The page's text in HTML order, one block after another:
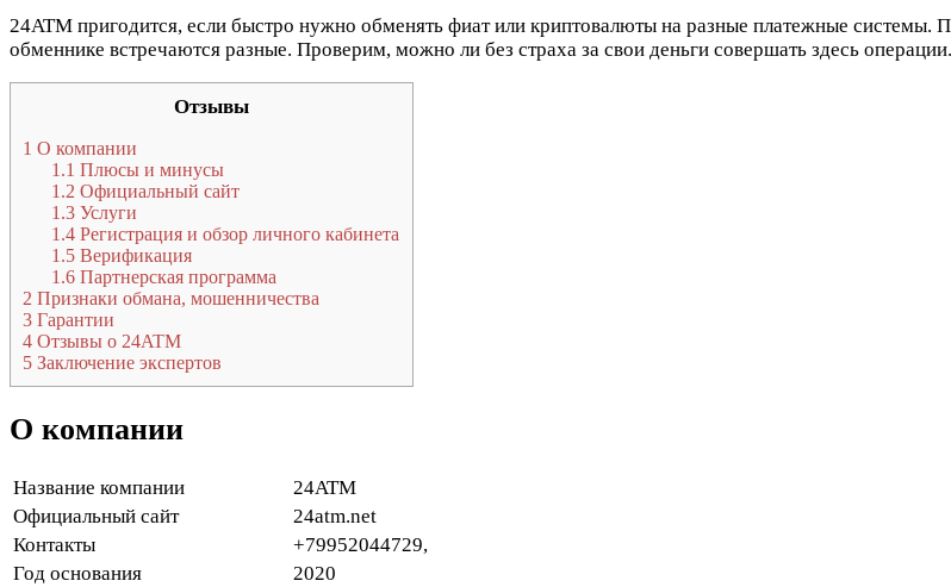
24ATM пригодится, если быстро нужно обменять фиат или криптовалюты на разные платежные
обменнике встречаются разные. Проверим, можно ли без страха за свои деньги совершать здесь операции.
Отзывы
1 О компании
1.1 Плюсы и минусы
1.2 Официальный сайт
1.3 Услуги
1.4 Регистрация и обзор личного кабинета
1.5 Верификация
1.6 Партнерская программа
2 Признаки обмана, мошенничества
3 Гарантии
4 Отзывы о 24ATM
5 Заключение экспертов
О компании
Название компании
24ATM
Официальный сайт
24atm.net
Контакты
+79952044729,
Год основания
2020